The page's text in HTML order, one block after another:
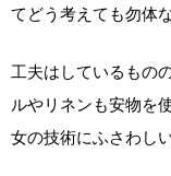
てどう考えても勿体な
工夫はしているもの
ルやリネンも安物を
女の技術にふさわし